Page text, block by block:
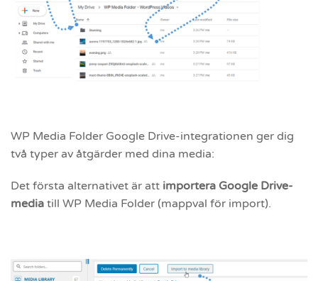
WP Media Folder Google Drive-integrationen ger dig
två typer av åtgärder med dina media:
Det första alternativet är att importera Google Drive-
media till WP Media Folder (mappval för import).